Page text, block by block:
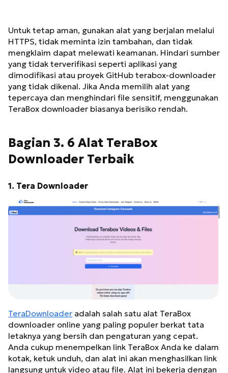
Untuk tetap aman, gunakan alat yang berjalan melalui
HTTPS, tidak meminta izin tambahan, dan tidak
mengklaim dapat melewati keamanan. Hindari sumber
yang tidak terverifikasi seperti aplikasi yang
dimodifikasi atau proyek GitHub terabox-downloader
yang tidak dikenal. Jika Anda memilih alat yang
tepercaya dan menghindari file sensitif, menggunakan
TeraBox downloader biasanya berisiko rendah.
Bagian 3. 6 Alat TeraBox
Downloader Terbaik
1. Tera Downloader
TeraDownloader adalah salah satu alat TeraBox
downloader online yang paling populer berkat tata
letaknya yang bersih dan pengaturan yang cepat.
Anda cukup menempelkan link TeraBox Anda ke dalam
kotak, ketuk unduh, dan alat ini akan menghasilkan link
langsung untuk video atau file. Alat ini bekerja dengan